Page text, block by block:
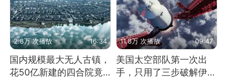
2.8万 次播放 16:34
国内规模最大无人古镇，
花50亿新建的四合院竟
11.8万 次播放 09:47
美国太空部队第一次出
手，只用了三步破解伊朗